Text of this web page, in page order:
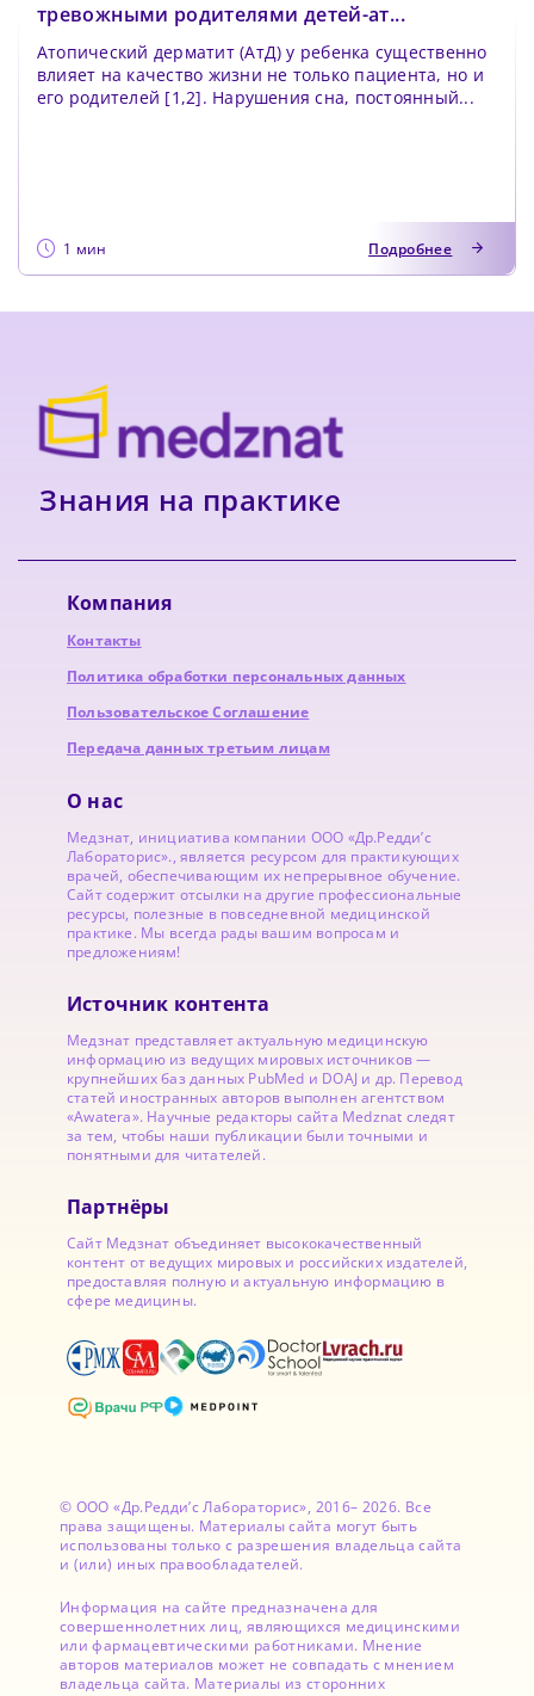
тревожными родителями детей-ат...
Атопический дерматит (АтД) у ребенка существенно
влияет на качество жизни не только пациента, но и
его родителей [1,2]. Нарушения сна, постоянный...
1 мин Подробнее
Знания на практике
Компания
Контакты
Политика обработки персональных данных
Пользовательское Соглашение
Передача данных третьим лицам
О нас
Медзнат, инициатива компании ООО «Др.Редди’с
Лабораторис»., является ресурсом для практикующих
врачей, обеспечивающим их непрерывное обучение.
Сайт содержит отсылки на другие профессиональные
ресурсы, полезные в повседневной медицинской
практике. Мы всегда рады вашим вопросам и
предложениям!
Источник контента
Медзнат представляет актуальную медицинскую
информацию из ведущих мировых источников —
крупнейших баз данных PubMed и DOAJ и др. Перевод
статей иностранных авторов выполнен агентством
«Awatera». Научные редакторы сайта Medznat следят
за тем, чтобы наши публикации были точными и
понятными для читателей.
Партнёры
Сайт Медзнат объединяет высококачественный
контент от ведущих мировых и российских издателей,
предоставляя полную и актуальную информацию в
сфере медицины.
© ООО «Др.Редди’с Лабораторис», 2016– 2026. Все
права защищены. Материалы сайта могут быть
использованы только с разрешения владельца сайта
и (или) иных правообладателей.
Информация на сайте предназначена для
совершеннолетних лиц, являющихся медицинскими
или фармацевтическими работниками. Мнение
авторов материалов может не совпадать с мнением
владельца сайта. Материалы из сторонних